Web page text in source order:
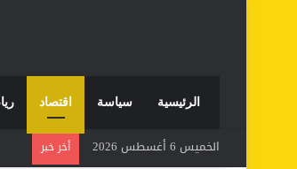
الرئيسية سياسة اقتصاد
الخميس 6 أغسطس 2026 أخر خبر